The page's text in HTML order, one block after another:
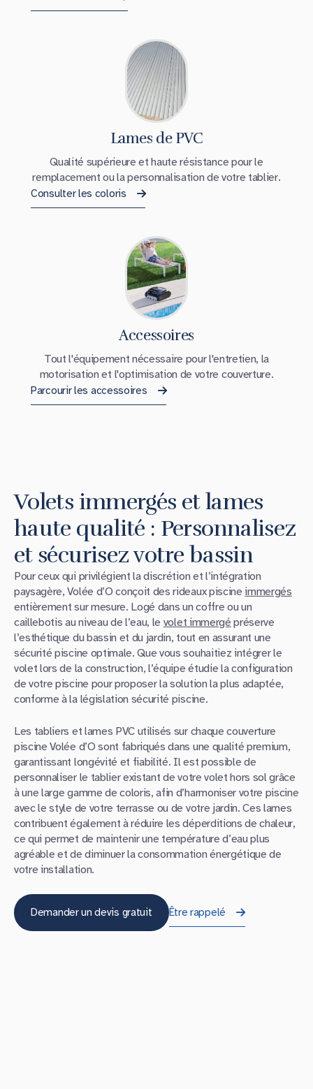
Lames de PVC
Qualité supérieure et haute résistance pour le
remplacement ou la personnalisation de votre tablier.
Consulter les coloris
Accessoires
Tout l'équipement nécessaire pour l'entretien, la
motorisation et l'optimisation de votre couverture.
Parcourir les accessoires
Volets immergés et lames
haute qualité : Personnalisez
et sécurisez votre bassin
Pour ceux qui privilégient la discrétion et l’intégration
paysagère, Volée d’O conçoit des rideaux piscine immergés
entièrement sur mesure. Logé dans un coffre ou un
caillebotis au niveau de l’eau, le volet immergé préserve
l’esthétique du bassin et du jardin, tout en assurant une
sécurité piscine optimale. Que vous souhaitiez intégrer le
volet lors de la construction, l’équipe étudie la configuration
de votre piscine pour proposer la solution la plus adaptée,
conforme à la législation sécurité piscine.
Les tabliers et lames PVC utilisés sur chaque couverture
piscine Volée d’O sont fabriqués dans une qualité premium,
garantissant longévité et fiabilité. Il est possible de
personnaliser le tablier existant de votre volet hors sol grâce
à une large gamme de coloris, afin d’harmoniser votre piscine
avec le style de votre terrasse ou de votre jardin. Ces lames
contribuent également à réduire les déperditions de chaleur,
ce qui permet de maintenir une température d’eau plus
agréable et de diminuer la consommation énergétique de
votre installation.
Demander un devis gratuit Être rappelé